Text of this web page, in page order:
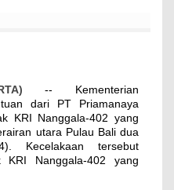
-- Kementerian
dari PT Priamanaya
KRI Nanggala-402 yang
utara Pulau Bali dua
Kecelakaan tersebut
KRI Nanggala-402 yang